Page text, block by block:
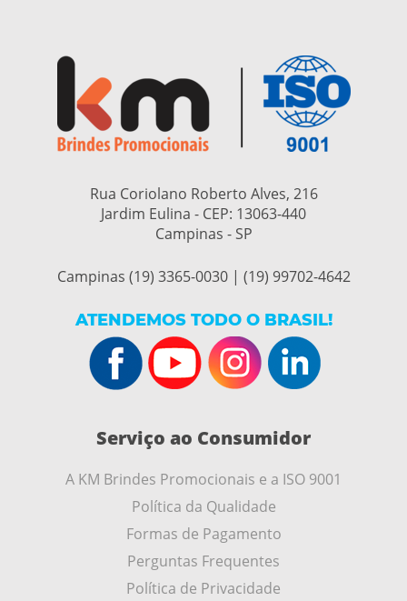
Rua Coriolano Roberto Alves, 216
Jardim Eulina - CEP: 13063-440
Campinas - SP
Campinas (19) 3365-0030 | (19) 99702-4642
ATENDEMOS TODO O BRASIL!
Serviço ao Consumidor
A KM Brindes Promocionais e a ISO 9001
Política da Qualidade
Formas de Pagamento
Perguntas Frequentes
Política de Privacidade